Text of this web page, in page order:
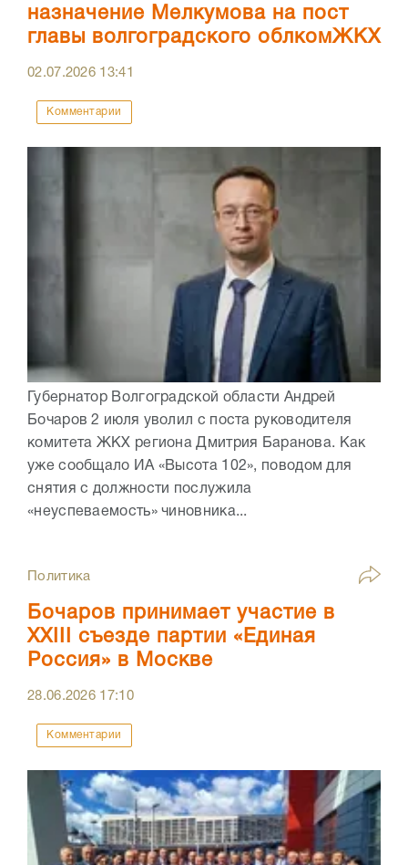
назначение Мелкумова на пост
главы волгоградского облкомЖКХ
02.07.2026 13:41
Комментарии
Губернатор Волгоградской области Андрей
Бочаров 2 июля уволил с поста руководителя
комитета ЖКХ региона Дмитрия Баранова. Как
уже сообщало ИА «Высота 102», поводом для
снятия с должности послужила
«неуспеваемость» чиновника...
Политика
Бочаров принимает участие в
XXIII съезде партии «Единая
Россия» в Москве
28.06.2026 17:10
Комментарии